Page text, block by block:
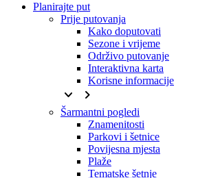
Planirajte put
Prije putovanja
Kako doputovati
Sezone i vrijeme
Održivo putovanje
Interaktivna karta
Korisne informacije
keyboard_arrow_down keyboard_arrow_right
Šarmantni pogledi
Znamenitosti
Parkovi i šetnice
Povijesna mjesta
Plaže
Tematske šetnje